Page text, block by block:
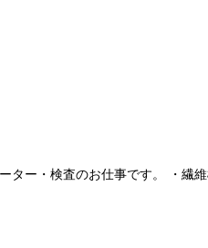
ター・検査のお仕事です。 ・繊